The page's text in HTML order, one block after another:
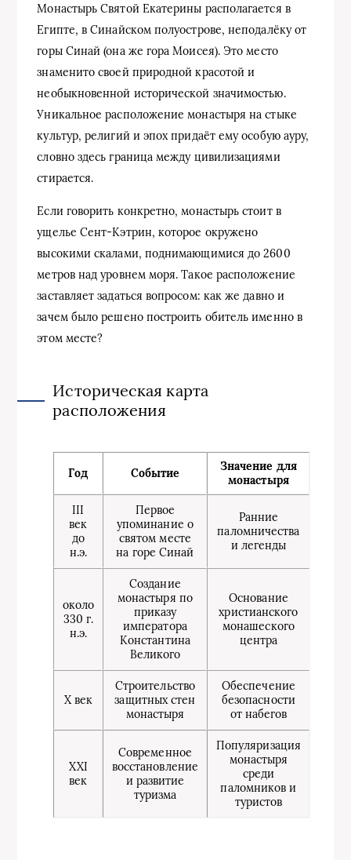
Монастырь Святой Екатерины располагается в
Египте, в Синайском полуострове, неподалёку от
горы Синай (она же гора Моисея). Это место
знаменито своей природной красотой и
необыкновенной исторической значимостью.
Уникальное расположение монастыря на стыке
культур, религий и эпох придаёт ему особую ауру,
словно здесь граница между цивилизациями
стирается.
Если говорить конкретно, монастырь стоит в
ущелье Сент-Кэтрин, которое окружено
высокими скалами, поднимающимися до 2600
метров над уровнем моря. Такое расположение
заставляет задаться вопросом: как же давно и
зачем было решено построить обитель именно в
этом месте?
Историческая карта
расположения
Год Событие
Значение для
монастыря
III
век
до
н.э.
Первое
упоминание о
святом месте
на горе Синай
Ранние
паломничества
и легенды
около
330 г.
н.э.
Создание
монастыря по
приказу
императора
Константина
Великого
Основание
христианского
монашеского
центра
X век
Строительство
защитных стен
монастыря
Обеспечение
безопасности
от набегов
XXI
век
Современное
восстановление
и развитие
туризма
Популяризация
монастыря
среди
паломников и
туристов